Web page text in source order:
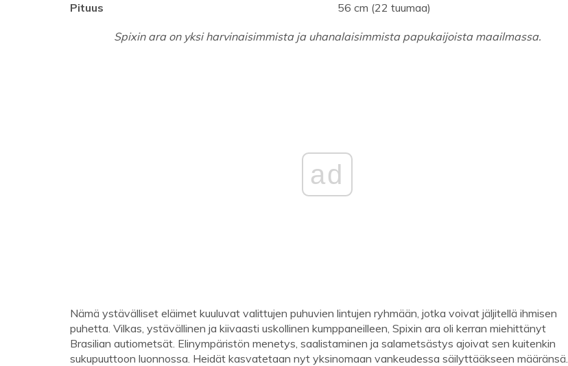
Pituus
56 cm (22 tuumaa)
Spixin ara on yksi harvinaisimmista ja uhanalaisimmista papukaijoista maailmassa.
ad
Nämä ystävälliset eläimet kuuluvat valittujen puhuvien lintujen ryhmään, jotka voivat jäljitellä ihmisen
puhetta. Vilkas, ystävällinen ja kiivaasti uskollinen kumppaneilleen, Spixin ara oli kerran miehittänyt
Brasilian autiometsät. Elinympäristön menetys, saalistaminen ja salametsästys ajoivat sen kuitenkin
sukupuuttoon luonnossa. Heidät kasvatetaan nyt yksinomaan vankeudessa säilyttääkseen määränsä.